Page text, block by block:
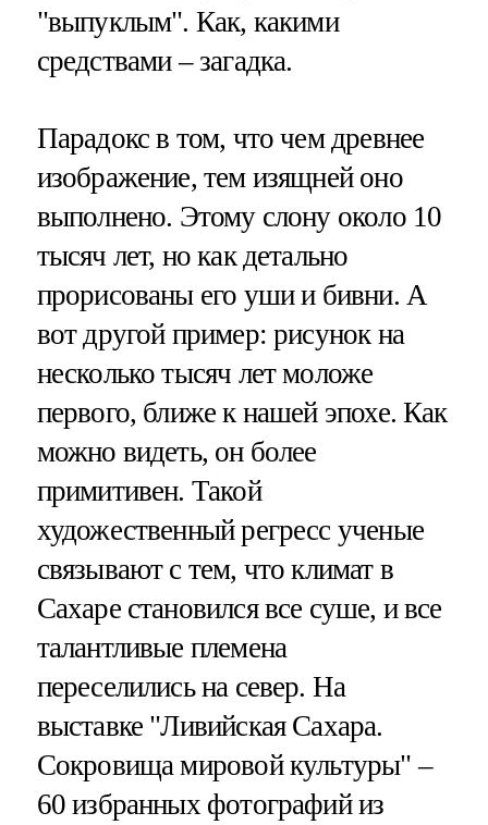
"выпуклым". Как, какими
средствами – загадка.
Парадокс в том, что чем древнее
изображение, тем изящней оно
выполнено. Этому слону около 10
тысяч лет, но как детально
прорисованы его уши и бивни. А
вот другой пример: рисунок на
несколько тысяч лет моложе
первого, ближе к нашей эпохе. Как
можно видеть, он более
примитивен. Такой
художественный регресс ученые
связывают с тем, что климат в
Сахаре становился все суше, и все
талантливые племена
переселились на север. На
выставке "Ливийская Сахара.
Сокровища мировой культуры" –
60 избранных фотографий из